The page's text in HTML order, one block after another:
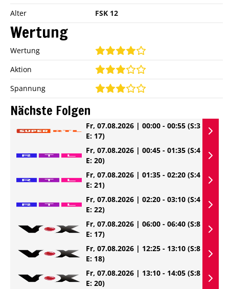
Alter
FSK 12
Wertung
Wertung
Aktion
Spannung
Nächste Folgen
Fr, 07.08.2026 | 00:00 - 00:55 (S:3
E: 17)
Fr, 07.08.2026 | 00:45 - 01:35 (S:4
E: 20)
Fr, 07.08.2026 | 01:35 - 02:20 (S:4
E: 21)
Fr, 07.08.2026 | 02:20 - 03:10 (S:4
E: 22)
Fr, 07.08.2026 | 06:00 - 06:40 (S:8
E: 17)
Fr, 07.08.2026 | 12:25 - 13:10 (S:8
E: 18)
Fr, 07.08.2026 | 13:10 - 14:05 (S:8
E: 20)